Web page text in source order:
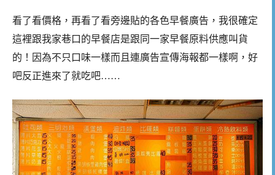
看了看價格，再看了看旁邊貼的各色早餐廣告，我很確定
這裡跟我家巷口的早餐店是跟同一家早餐原料供應叫貨
的！因為不只口味一樣而且連廣告宣傳海報都一樣啊，好
吧反正進來了就吃吧……